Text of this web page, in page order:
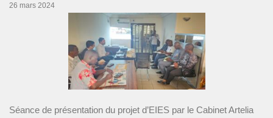
26 mars 2024
Séance de présentation du projet d’EIES par le Cabinet Artelia